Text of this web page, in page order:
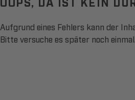
Aufgrund eines Fehlers kann der
Bitte versuche es später noch einmal.